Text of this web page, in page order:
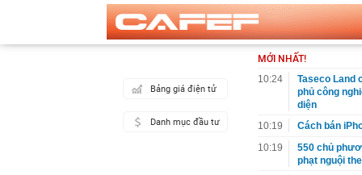
Bảng giá điện tử
Danh mục đầu tư
MỚI NHẤT!
10:24
Taseco Land
phủ công
diện
10:19
Cách bán
10:19
550 chủ
phạt nguội